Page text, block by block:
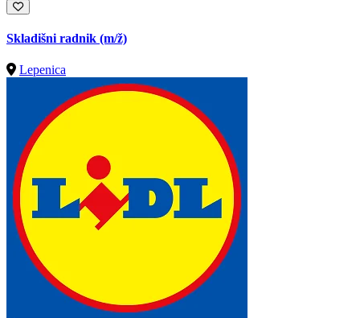
Skladišni radnik (m/ž)
Lepenica